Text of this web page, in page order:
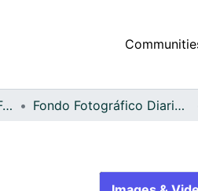
Archivo del Patrimonio Fotográfico y Fílmico del Valle del Cauca Fondo Fotográfico Diario Occidente